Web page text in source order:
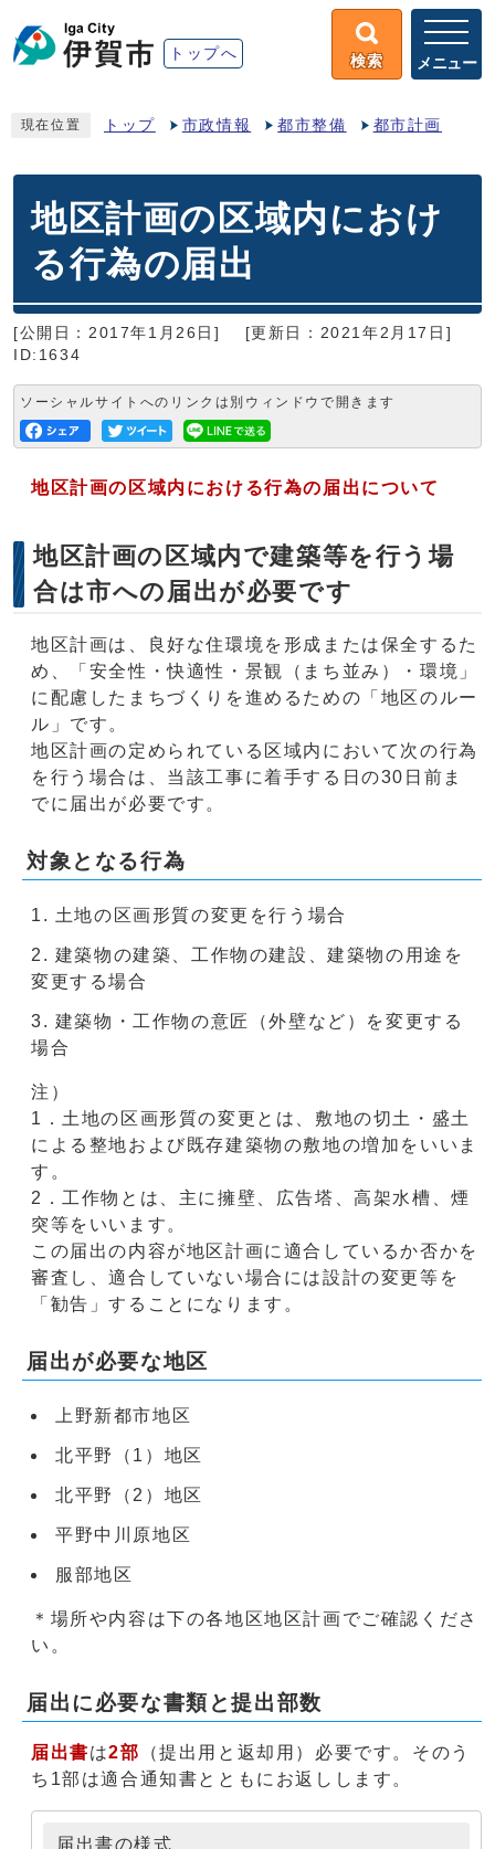
トップへ 検索 メニュー
現在位置 トップ 市政情報 都市整備 都市計画
地区計画の区域内におけ
る行為の届出
[公開日：2017年1月26日]
[更新日：2021年2月17日]
ID:1634
ソーシャルサイトへのリンクは別ウィンドウで開きます
地区計画の区域内における行為の届出について
地区計画の区域内で建築等を行う場
合は市への届出が必要です
地区計画は、良好な住環境を形成または保全するた
め、「安全性・快適性・景観（まち並み）・環境」
に配慮したまちづくりを進めるための「地区のルー
ル」です。
地区計画の定められている区域内において次の行為
を行う場合は、当該工事に着手する日の30日前ま
でに届出が必要です。
対象となる行為
土地の区画形質の変更を行う場合
建築物の建築、工作物の建設、建築物の用途を
変更する場合
建築物・工作物の意匠（外壁など）を変更する
場合
注）
1．土地の区画形質の変更とは、敷地の切土・盛土
による整地および既存建築物の敷地の増加をいいま
す。
2．工作物とは、主に擁壁、広告塔、高架水槽、煙
突等をいいます。
この届出の内容が地区計画に適合しているか否かを
審査し、適合していない場合には設計の変更等を
「勧告」することになります。
届出が必要な地区
上野新都市地区
北平野（1）地区
北平野（2）地区
平野中川原地区
服部地区
＊場所や内容は下の各地区地区計画でご確認くださ
い。
届出に必要な書類と提出部数
届出書は2部 （提出用と返却用）必要です。そのう
ち1部は適合通知書とともにお返しします。
届出書の様式